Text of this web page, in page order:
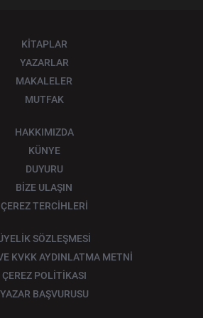
KİTAPLAR
YAZARLAR
MAKALELER
MUTFAK
HAKKIMIZDA
KÜNYE
DUYURU
BİZE ULAŞIN
ÇEREZ TERCİHLERİ
SÖZLEŞMESİ
KVKK AYDINLATMA METNİ
ÇEREZ POLİTİKASI
YAZAR BAŞVURUSU